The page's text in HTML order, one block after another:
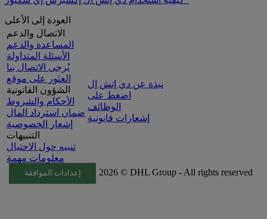
العودة إلى الأعلى
المساعدة والدعم
الأسئلة المتداولة
يُرجى الاتصال بنا
العثور على موقع
الشؤون القانونية
الأحكام والشروط
ضمان استرداد المال
إشعار الخصوصية
التنبيهات
تنبيه حول الاحتيال
معلومات مهمة
نبذة عن دي إتش إل
اضغط على
الوظائف
إشعارات قانونية
إعدادات الموافقة 2026 © DHL Group - All rights reserved